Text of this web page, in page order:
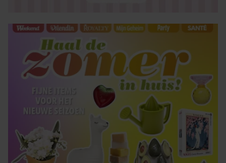
verzameld op basis van uw gebruik van hun services. U
gaat akkoord met onze cookies als u onze website blijft
gebruiken.